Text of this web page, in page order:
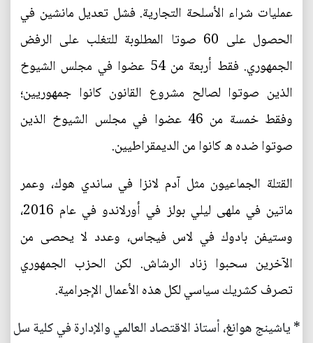
عمليات شراء الأسلحة التجارية. فشل تعديل مانشين في
الحصول على 60 صوتا المطلوبة للتغلب على الرفض
الجمهوري. فقط أربعة من 54 عضوا في مجلس الشيوخ
الذين صوتوا لصالح مشروع القانون كانوا جمهوريين؛
وفقط خمسة من 46 عضوا في مجلس الشيوخ الذين
صوتوا ضده ه كانوا من الديمقراطيين.
القتلة الجماعيون مثل آدم لانزا في ساندي هوك، وعمر
ماتين في ملهى ليلي بولز في أورلاندو في عام 2016،
وستيفن بادوك في لاس فيجاس، وعدد لا يحصى من
الآخرين سحبوا زناد الرشاش. لكن الحزب الجمهوري
تصرف كشريك سياسي لكل هذه الأعمال الإجرامية.
* ياشينج هوانغ، أستاذ الاقتصاد العالمي والإدارة في كلية سل